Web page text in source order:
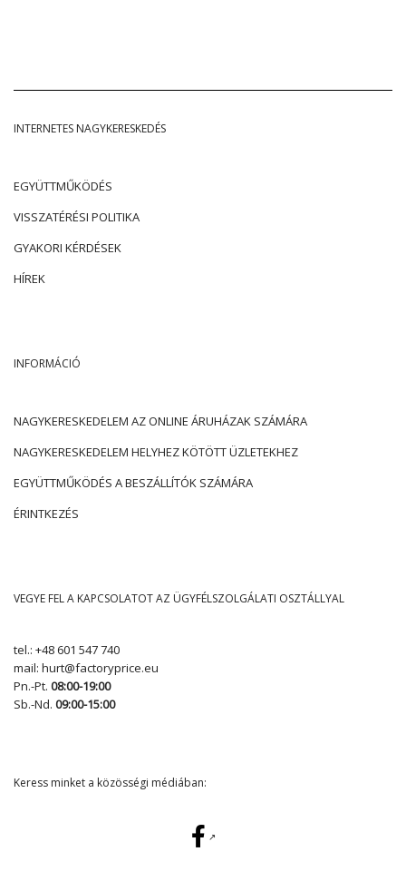
INTERNETES NAGYKERESKEDÉS
EGYÜTTMŰKÖDÉS
VISSZATÉRÉSI POLITIKA
GYAKORI KÉRDÉSEK
HÍREK
INFORMÁCIÓ
NAGYKERESKEDELEM AZ ONLINE ÁRUHÁZAK SZÁMÁRA
NAGYKERESKEDELEM HELYHEZ KÖTÖTT ÜZLETEKHEZ
EGYÜTTMŰKÖDÉS A BESZÁLLÍTÓK SZÁMÁRA
ÉRINTKEZÉS
VEGYE FEL A KAPCSOLATOT AZ ÜGYFÉLSZOLGÁLATI OSZTÁLLYAL
tel.: +48 601 547 740
mail: hurt@factoryprice.eu
Pn.-Pt. 08:00-19:00
Sb.-Nd. 09:00-15:00
Keress minket a közösségi médiában: